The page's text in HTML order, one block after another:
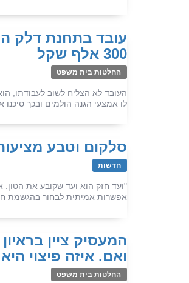
עובד בתחנת דלק
300 אלף שקל
החלטות בית משפט
העובד לא הצליח לשוב לעבודתו,
לו אמצעי הגנה הולמים ובכך סיכנו
סלקום וטבע
חדשות
"ועד חזק הוא ועד שקובע את הטון.
אפשרות אמיתית לבחור בהגשמת
המעסיק ציין
ואם. איזה פיצוי
החלטות בית משפט